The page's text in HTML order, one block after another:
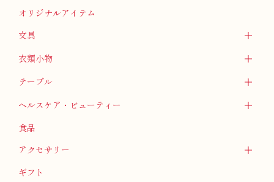
オリジナルアイテム
文具
衣類小物
テーブル
ヘルスケア・ビューティー
食品
アクセサリー
ギフト